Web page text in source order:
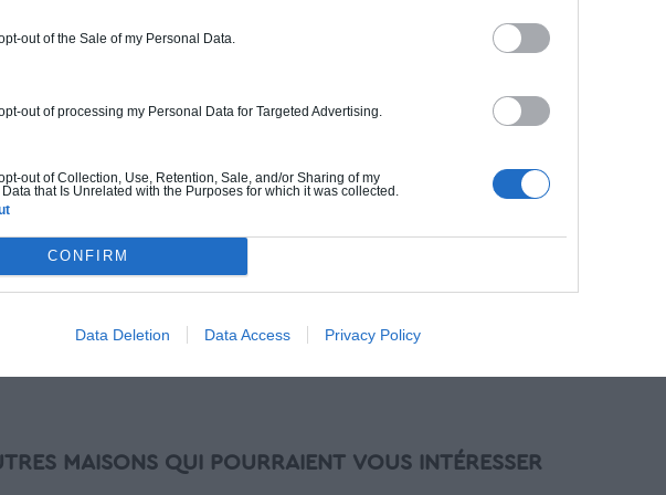
out of the Sale of my Personal Data.
out of processing my Personal Data for Targeted Advertising.
out of Collection, Use, Retention, Sale, and/or Sharing of my
that Is Unrelated with the Purposes for which it was collected.
CONFIRM
Data Deletion Data Access Privacy Policy
normes standards. Construction en
gamme. Le prix "clé en main" inclut le gros
et clôture.
246 000€ TTC
Chiffrage
normes
coffrant isolant
gamme. Le prix
oeuvre et le
peinture, sols...),
À
285
MAISONS QUI POURRAIENT VOUS INTÉRESSER